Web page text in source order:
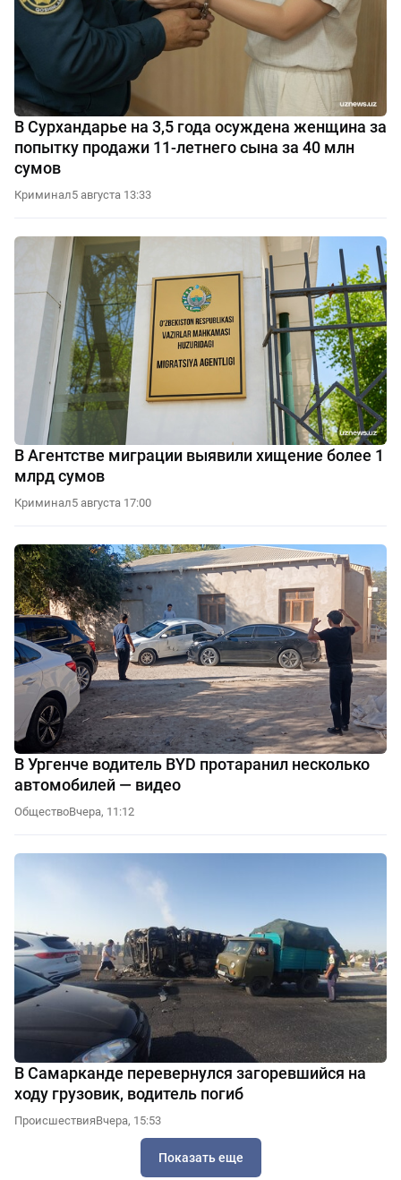
В Сурхандарье на 3,5 года осуждена женщина за
попытку продажи 11-летнего сына за 40 млн
сумов
Криминал5 августа 13:33
В Агентстве миграции выявили хищение более 1
млрд сумов
Криминал5 августа 17:00
В Ургенче водитель BYD протаранил несколько
автомобилей — видео
ОбществоВчера, 11:12
В Самарканде перевернулся загоревшийся на
ходу грузовик, водитель погиб
ПроисшествияВчера, 15:53
Показать еще